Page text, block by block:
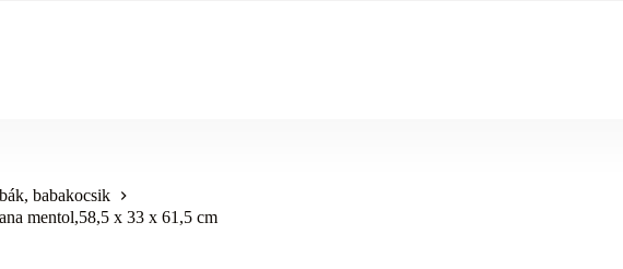
babakocsik
mentol,58,5 x 33 x 61,5 cm